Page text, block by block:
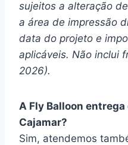
sujeitos a alteração
a área de impressão
data do projeto e
aplicáveis. Não inclui
2026).
A Fly Balloon
Cajamar?
Sim, atendemos